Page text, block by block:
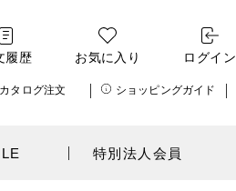
履歴 お気に入り ログイン
カタログ注文 ショッピングガイド
特別法人会員